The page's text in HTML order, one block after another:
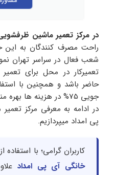
در مرکز تعمیر ماشین
راحت مصرف کنندگان به این
شعب فعال در سراسر تهران
تعمیرکار در محل برای
حاضر باشد و همچنین با
جویی 75% در هزینه ها
در ادامه به معرفی مرکز
پی امداد میپردازیم.
کاربران گرامی؛ با
خانگی آی پی امداد